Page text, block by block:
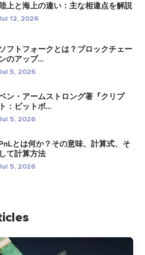
陸上と海上の違い：主な相違点を解説
12, 2026
ソフトフォークとは？ブロックチェー
ンのアップ...
5, 2026
ン・アームストロング著『クリプ
ト：ビットボ...
5, 2026
とは何か？その意味、計算式、そ
して計算方法
5, 2026